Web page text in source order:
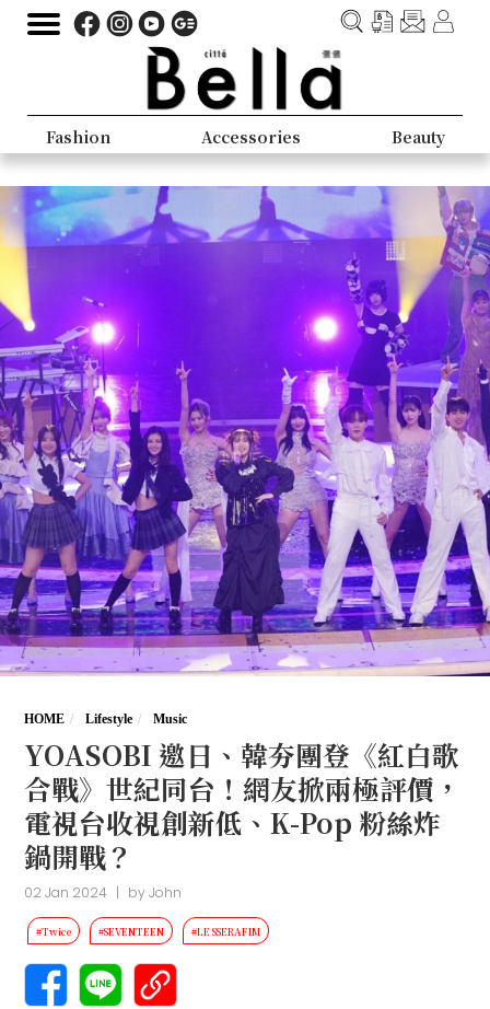
Fashion Accessories Beauty
HOME Lifestyle Music
YOASOBI 邀日、韓夯團登《紅白歌
合戰》世紀同台！網友掀兩極評價，
電視台收視創新低、K-Pop 粉絲炸
鍋開戰？
02 Jan 2024 | byJohn
#Twice #SEVENTEEN #LE SSERAFIM